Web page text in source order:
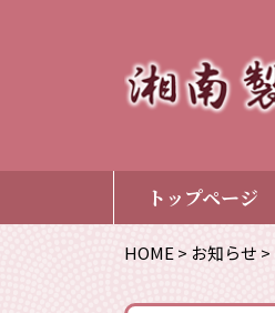
トップページ
HOME > お知らせ >